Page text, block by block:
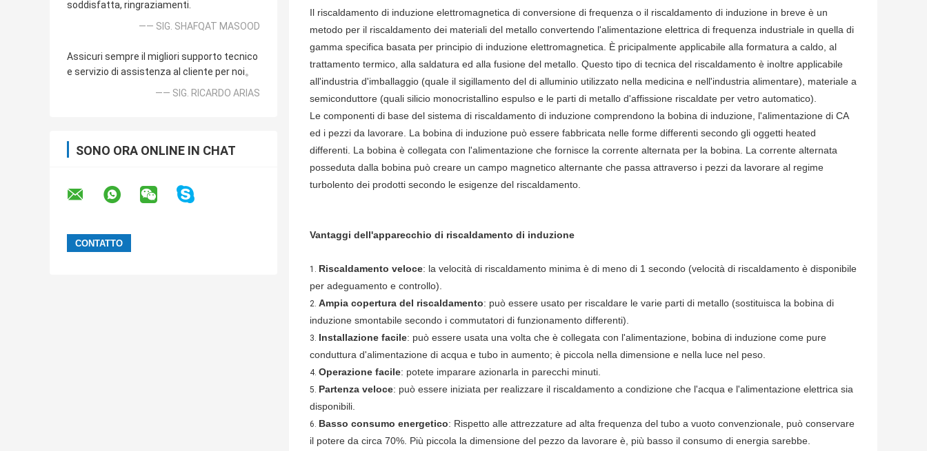
soddisfatta, ringraziamenti.
—— SIG. SHAFQAT MASOOD
Assicuri sempre il migliori supporto tecnico
e servizio di assistenza al cliente per noi。
—— SIG. RICARDO ARIAS
SONO ORA ONLINE IN CHAT
Il riscaldamento di induzione elettromagnetica di conversione di frequenza o il riscaldamento di induzione in breve è un
metodo per il riscaldamento dei materiali del metallo convertendo l'alimentazione elettrica di frequenza industriale in quella di
gamma specifica basata per principio di induzione elettromagnetica. È pricipalmente applicabile alla formatura a caldo, al
trattamento termico, alla saldatura ed alla fusione del metallo. Questo tipo di tecnica del riscaldamento è inoltre applicabile
all'industria d'imballaggio (quale il sigillamento del di alluminio utilizzato nella medicina e nell'industria alimentare), materiale a
semiconduttore (quali silicio monocristallino espulso e le parti di metallo d'affissione riscaldate per vetro automatico).
Le componenti di base del sistema di riscaldamento di induzione comprendono la bobina di induzione, l'alimentazione di CA
ed i pezzi da lavorare. La bobina di induzione può essere fabbricata nelle forme differenti secondo gli oggetti heated
differenti. La bobina è collegata con l'alimentazione che fornisce la corrente alternata per la bobina. La corrente alternata
posseduta dalla bobina può creare un campo magnetico alternante che passa attraverso i pezzi da lavorare al regime
turbolento dei prodotti secondo le esigenze del riscaldamento.
Vantaggi dell'apparecchio di riscaldamento di induzione
1. Riscaldamento veloce: la velocità di riscaldamento minima è di meno di 1 secondo (velocità di riscaldamento è disponibile
per adeguamento e controllo).
2. Ampia copertura del riscaldamento: può essere usato per riscaldare le varie parti di metallo (sostituisca la bobina di
induzione smontabile secondo i commutatori di funzionamento differenti).
3. Installazione facile: può essere usata una volta che è collegata con l'alimentazione, bobina di induzione come pure
conduttura d'alimentazione di acqua e tubo in aumento; è piccola nella dimensione e nella luce nel peso.
4. Operazione facile: potete imparare azionarla in parecchi minuti.
5. Partenza veloce: può essere iniziata per realizzare il riscaldamento a condizione che l'acqua e l'alimentazione elettrica sia
disponibili.
6. Basso consumo energetico: Rispetto alle attrezzature ad alta frequenza del tubo a vuoto convenzionale, può conservare
il potere da circa 70%. Più piccola la dimensione del pezzo da lavorare è, più basso il consumo di energia sarebbe.